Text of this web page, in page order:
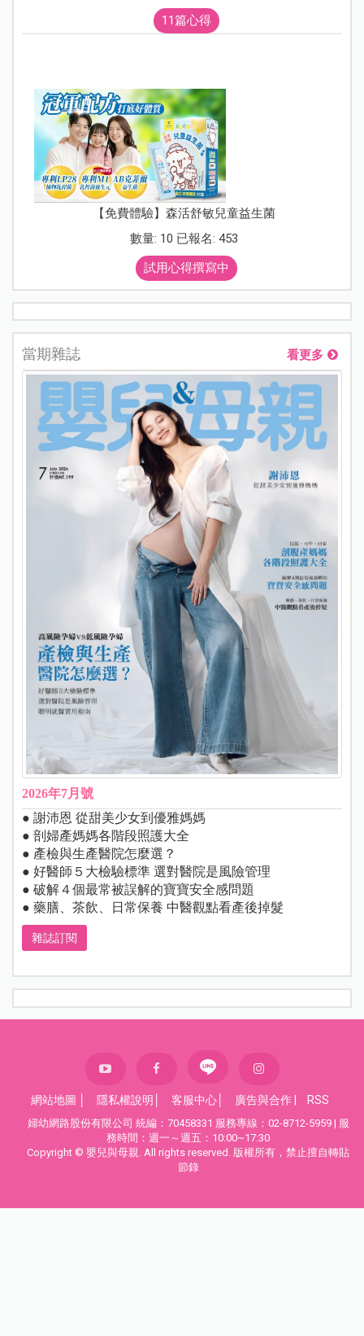
11篇心得
【免費體驗】森活舒敏兒童益生菌
數量: 10 已報名: 453
試用心得撰寫中
當期雜誌 看更多
2026年7月號
● 謝沛恩 從甜美少女到優雅媽媽
● 剖婦產媽媽各階段照護大全
● 產檢與生產醫院怎麼選？
● 好醫師５大檢驗標準 選對醫院是風險管理
● 破解４個最常被誤解的寶寶安全感問題
● 藥膳、茶飲、日常保養 中醫觀點看產後掉髮
雜誌訂閱
網站地圖 隱私權說明 客服中心 廣告與合作 RSS
婦幼網路股份有限公司 統編：70458331 服務專線：02-8712-5959 | 服
務時間：週一～週五：10:00~17:30
Copyright © 嬰兒與母親. All rights reserved. 版權所有，禁止擅自轉貼
節錄